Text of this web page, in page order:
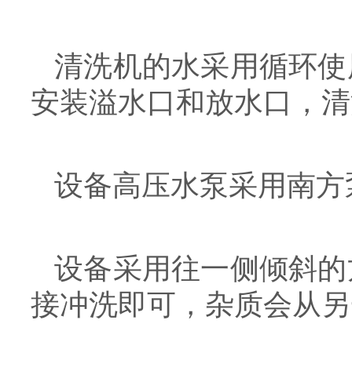
清洗机的水采用循环
安装溢水口和放水口，
设备高压水泵采用南
设备采用往一侧倾斜
接冲洗即可，杂质会从